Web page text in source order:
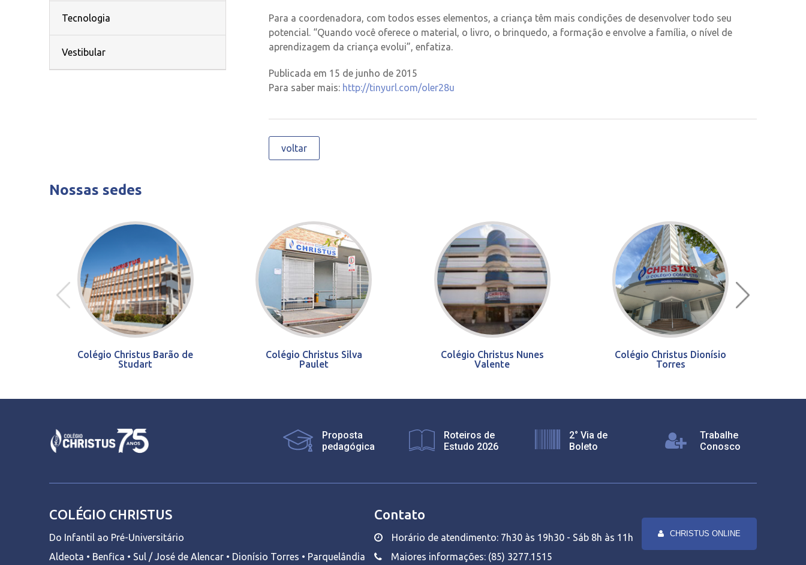
Tecnologia
Vestibular
Para a coordenadora, com todos esses elementos, a criança têm mais condições de desenvolver todo seu
potencial. “Quando você oferece o material, o livro, o brinquedo, a formação e envolve a família, o nível de
aprendizagem da criança evolui”, enfatiza.
Publicada em 15 de junho de 2015
Para saber mais: http://tinyurl.com/oler28u
voltar
Nossas sedes
Colégio Christus Barão de
Studart
Colégio Christus Silva
Paulet
Colégio Christus Nunes
Valente
Colégio Christus Dionísio
Torres
Proposta
pedagógica
Roteiros de
Estudo 2026
2° Via de
Boleto
Trabalhe
Conosco
COLÉGIO CHRISTUS
Do Infantil ao Pré-Universitário
Aldeota • Benfica • Sul / José de Alencar • Dionísio Torres • Parquelândia
Contato
Horário de atendimento: 7h30 às 19h30 - Sáb 8h às 11h
Maiores informações: (85) 3277.1515
CHRISTUS ONLINE